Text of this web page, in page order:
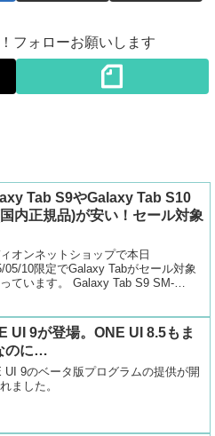
フォローお願いします
Tab S9やGalaxy Tab S10
内正規品)が安い！セール対象
オンネットショップで本日
05/10限定でGalaxy Tabがセール対象
ています。 Galaxy Tab S9 SM-
UI 9が登場。ONE UI 8.5もま
のに…
UI 9のベータ版プログラムの提供が開
ました。